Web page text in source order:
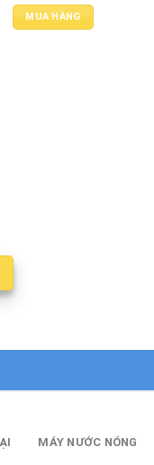
MUA HÀNG
MÁY NƯỚC NÓNG